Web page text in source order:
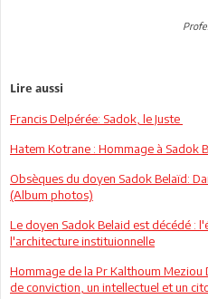
Lire aussi
Francis Delpérée: Sadok, le Juste
Hatem Kotrane : Hommage à Sadok
Obsèques du doyen Sadok Belaïd:
(Album photos)
Le doyen Sadok Belaid est décédé :
l'architecture instituionnelle
Hommage de la Pr Kalthoum Meziou
de conviction, un intellectuel et un